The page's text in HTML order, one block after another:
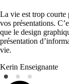
La vie est trop courte
vos présentations.
que le design
présentation
vie.
Kerin Enseignante